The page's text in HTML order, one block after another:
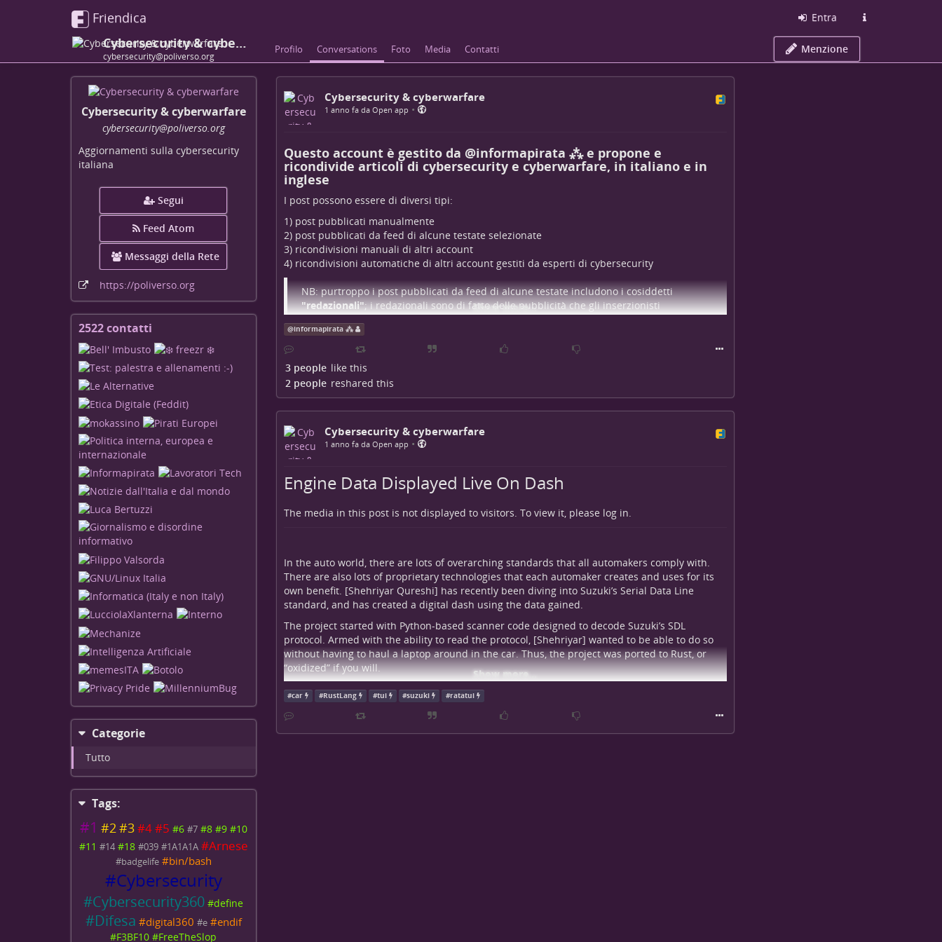
Friendica Entra
Cybersecurity & cyberwarfare
cybersecurity@poliverso.org
Profilo Conversations Foto Media Contatti Menzione
Cybersecurity & cyberwarfare
cybersecurity@poliverso.org
Aggiornamenti sulla cybersecurity
italiana
Segui
Feed Atom
Messaggi della Rete
https://poliverso.org
2522 contatti
contatti
Categorie
Tutto
Tags:
#1 #2#3#4#5 #6 #7 #8 #9 #10
#11 #14 #18 #039 #1A1A1A #Arnese
#badgelife #bin/bash
#Cybersecurity
#Cybersecurity360 #define
#Difesa #digital360 #e #endif
#F3BF10 #FreeTheSlop
Cybersecurity & cyberwarfare
1 anno fa da Open app •
Questo account è gestito da @informapirata ⁂e propone e
ricondivide articoli di cybersecurity e cyberwarfare, in italiano e in
inglese
I post possono essere di diversi tipi:
1) post pubblicati manualmente
2) post pubblicati da feed di alcune testate selezionate
3) ricondivisioni manuali di altri account
4) ricondivisioni automatiche di altri account gestiti da esperti di cybersecurity
NB: purtroppo i post pubblicati da feed di alcune testate includono i cosiddetti
"redazionali"; i redazionali sono di fatto delle pubblicità che gli inserzionisti
pubblicano per elogiare i propri servizi: di solito li eliminiamo manualmente, ma a
volte può capitare che non ce ne accorgiamo (e no: non siamo sempre on line!) e
quindi possono rimanere on line alcuni giorni. Fermo restando che le testate che
ricondividiamo sono gratuite e che i redazionali sono uno dei metodi più etici per
sostenersi economicamente, deve essere chiaro che questo account non riceve alcun
contributo da queste pubblicazioni.
Show more...
@informapirata ⁂
3 people like this
2 people reshared this
Cybersecurity & cyberwarfare
1 anno fa da Open app •
Engine Data Displayed Live On Dash
The media in this post is not displayed to visitors. To view it, please log in.
In the auto world, there are lots of overarching standards that all automakers comply with.
There are also lots of proprietary technologies that each automaker creates and uses for its
own benefit. [Shehriyar Qureshi] has recently been diving into Suzuki’s Serial Data Line
standard, and has created a digital dash using the data gained.
The project started with Python-based scanner code designed to decode Suzuki’s SDL
protocol. Armed with the ability to read the protocol, [Shehriyar] wanted to be able to do so
without having to haul a laptop around in the car. Thus, the project was ported to Rust, or
“oxidized” if you will.
More after the break…
[Shehriyar] has installed the system in a Suzuki Baleno. The Raspberry Pi uses a VAG KKL
interface to connect to the car via its OBD port and connect to the SDL line. It decodes this
data, and processes it to pull out parameters like speed, RPM. It then drives an LCD display on
Show more...
#car #RustLang #tui #suzuki #ratatui